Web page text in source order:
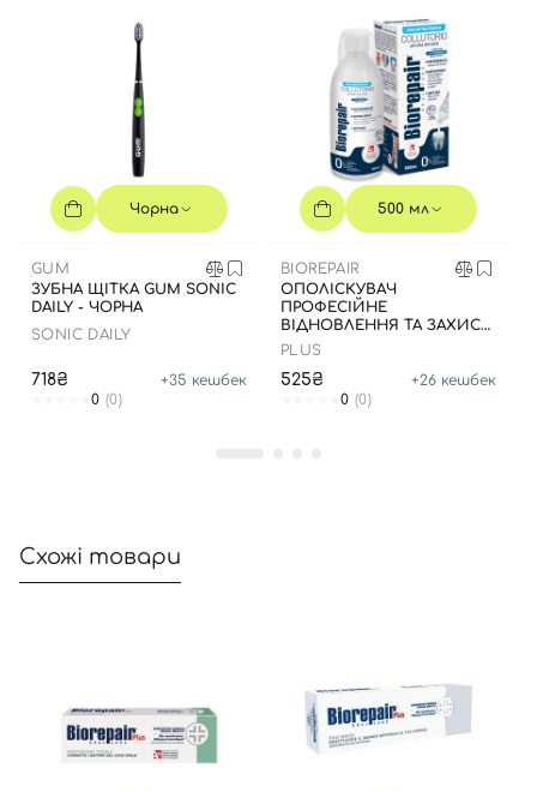
Чорна
GUM
ЗУБНА ЩІТКА GUM SONIC
DAILY - ЧОРНА
SONIC DAILY
718₴ +35 кешбек
0 (0)
500 мл
BIOREPAIR
ОПОЛІСКУВАЧ
ПРОФЕСІЙНЕ
ВІДНОВЛЕННЯ ТА ЗАХИСТ,
500 МЛ
PLUS
525₴ +26 кешбек
0 (0)
Схожі товари
Вхід Реєстрація
Номер телефону
Відправляючи форму для авторизації/реєстрації ви
приймаєте умови
Угоди користувача